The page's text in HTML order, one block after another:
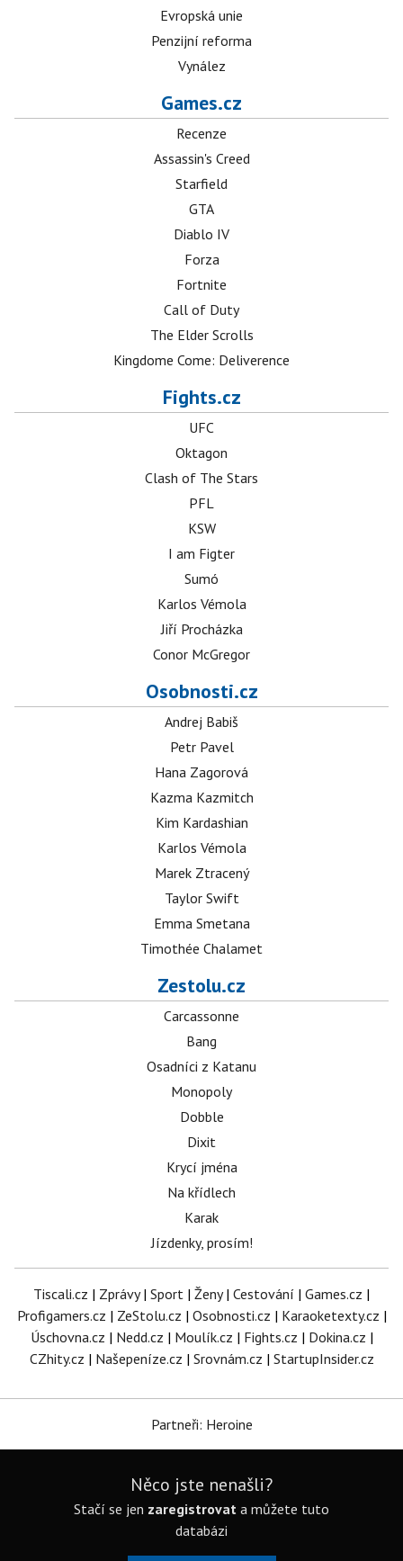
Evropská unie
Penzijní reforma
Vynález
Games.cz
Recenze
Assassin's Creed
Starfield
GTA
Diablo IV
Forza
Fortnite
Call of Duty
The Elder Scrolls
Kingdome Come: Deliverence
Fights.cz
UFC
Oktagon
Clash of The Stars
PFL
KSW
I am Figter
Sumó
Karlos Vémola
Jiří Procházka
Conor McGregor
Osobnosti.cz
Andrej Babiš
Petr Pavel
Hana Zagorová
Kazma Kazmitch
Kim Kardashian
Karlos Vémola
Marek Ztracený
Taylor Swift
Emma Smetana
Timothée Chalamet
Zestolu.cz
Carcassonne
Bang
Osadníci z Katanu
Monopoly
Dobble
Dixit
Krycí jména
Na křídlech
Karak
Jízdenky, prosím!
Tiscali.cz | Zprávy| Sport | Ženy| Cestování | Games.cz |
Profigamers.cz | ZeStolu.cz | Osobnosti.cz | Karaoketexty.cz |
Úschovna.cz | Nedd.cz | Moulík.cz | Fights.cz | Dokina.cz |
CZhity.cz | Našepeníze.cz | Srovnám.cz | StartupInsider.cz
Partneři: Heroine
Něco jste nenašli?
Stačí se jen zaregistrovat a můžete tuto
databázi